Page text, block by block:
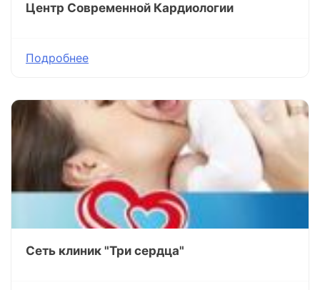
Центр Современной Кардиологии
Подробнее
Сеть клиник "Три сердца"